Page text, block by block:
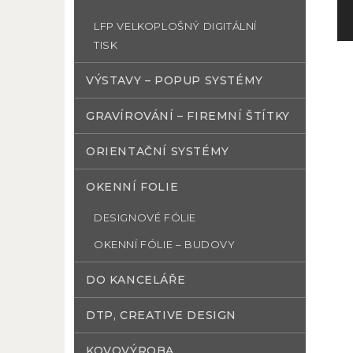
LFP VELKOPLOŠNÝ DIGITÁLNÍ
TISK
VÝSTAVY – POPUP SYSTÉMY
GRAVÍROVÁNÍ – FIREMNÍ ŠTÍTKY
ORIENTAČNÍ SYSTÉMY
OKENNÍ FOLIE
DESIGNOVÉ FÓLIE
OKENNÍ FÓLIE – BUDOVY
DO KANCELÁŘE
DTP, CREATIVE DESIGN